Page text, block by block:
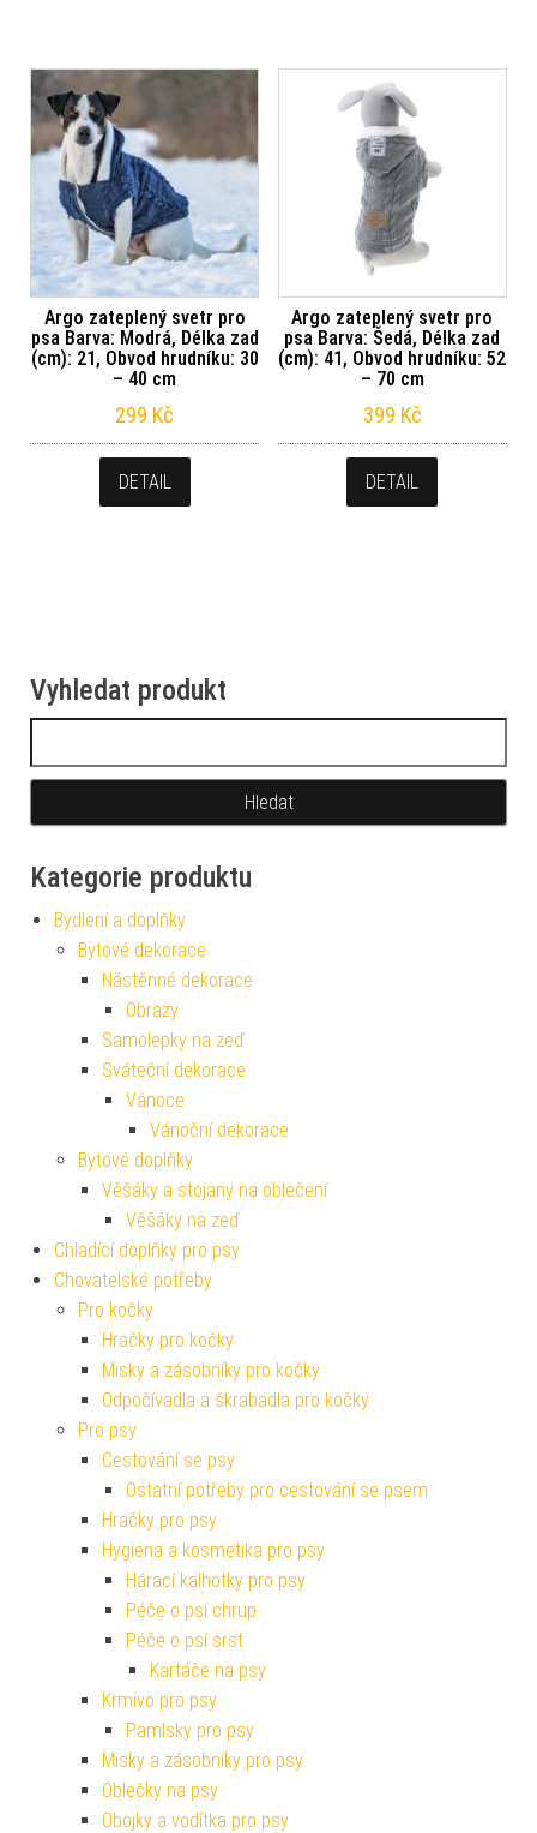
Argo zateplený svetr pro
psa Barva: Modrá, Délka zad
(cm): 21, Obvod hrudníku: 30
– 40 cm
299 Kč
DETAIL
Argo zateplený svetr pro
psa Barva: Šedá, Délka zad
(cm): 41, Obvod hrudníku: 52
– 70 cm
399 Kč
DETAIL
Vyhledat produkt
Kategorie produktu
Bydlení a doplňky
Bytové dekorace
Nástěnné dekorace
Obrazy
Samolepky na zeď
Sváteční dekorace
Vánoce
Vánoční dekorace
Bytové doplňky
Věšáky a stojany na oblečení
Věšáky na zeď
Chladící doplňky pro psy
Chovatelské potřeby
Pro kočky
Hračky pro kočky
Misky a zásobníky pro kočky
Odpočívadla a škrabadla pro kočky
Pro psy
Cestování se psy
Ostatní potřeby pro cestování se psem
Hračky pro psy
Hygiena a kosmetika pro psy
Hárací kalhotky pro psy
Péče o psí chrup
Péče o psí srst
Kartáče na psy
Krmivo pro psy
Pamlsky pro psy
Misky a zásobníky pro psy
Oblečky na psy
Obojky a vodítka pro psy